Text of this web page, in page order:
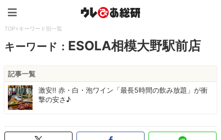
TOP>キーワード別一覧
キーワード： ESOLA相模大野駅前店
記事一覧
激安!! 赤・白・泡ワイン「最長5時間の飲み放題」が衝
撃の安さ♪